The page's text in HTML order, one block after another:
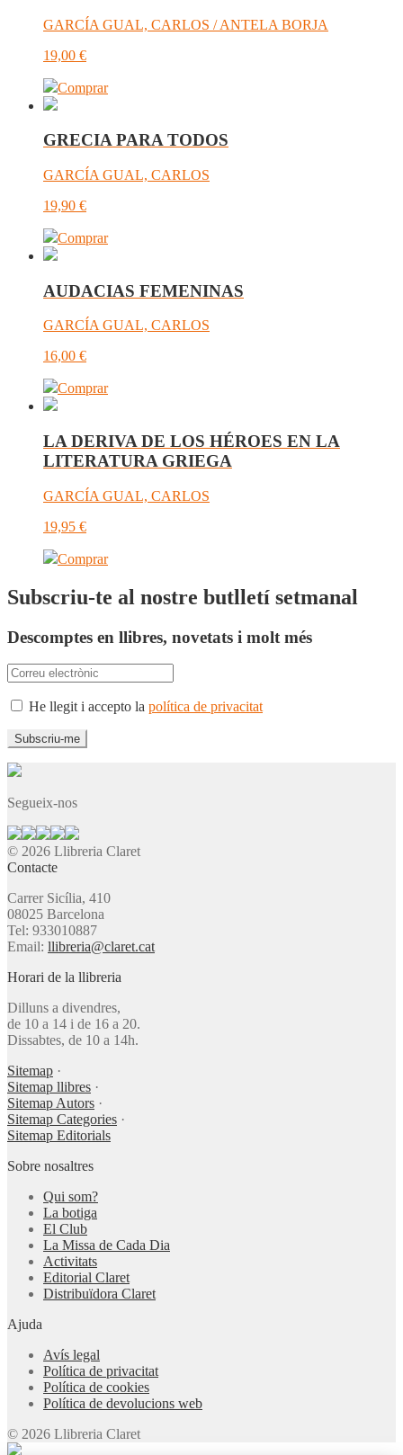
GARCÍA GUAL, CARLOS / ANTELA BORJA
19,00 €
Comprar
GRECIA PARA TODOS
GARCÍA GUAL, CARLOS
19,90 €
Comprar
AUDACIAS FEMENINAS
GARCÍA GUAL, CARLOS
16,00 €
Comprar
LA DERIVA DE LOS HÉROES EN LA
LITERATURA GRIEGA
GARCÍA GUAL, CARLOS
19,95 €
Comprar
Subscriu-te al nostre butlletí setmanal
Descomptes en llibres, novetats i molt més
He llegit i accepto la política de privacitat
Segueix-nos
© 2026 Llibreria Claret
Contacte
Carrer Sicília, 410
08025 Barcelona
Tel: 933010887
Email: llibreria@claret.cat
Horari de la llibreria
Dilluns a divendres,
de 10 a 14 i de 16 a 20.
Dissabtes, de 10 a 14h.
Sitemap ·
Sitemap llibres ·
Sitemap Autors ·
Sitemap Categories ·
Sitemap Editorials
Sobre nosaltres
Qui som?
La botiga
El Club
La Missa de Cada Dia
Activitats
Editorial Claret
Distribuïdora Claret
Ajuda
Avís legal
Política de privacitat
Política de cookies
Política de devolucions web
© 2026 Llibreria Claret